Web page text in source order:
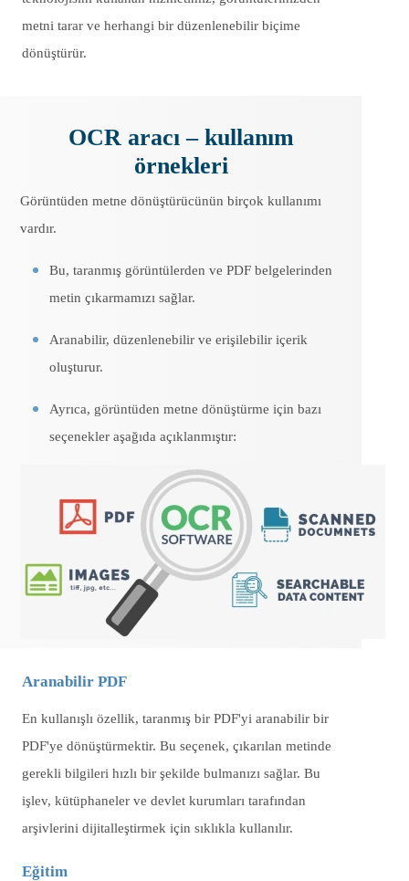
metni tarar ve herhangi bir düzenlenebilir biçime
dönüştürür.
OCR aracı – kullanım
örnekleri
Görüntüden metne dönüştürücünün birçok kullanımı
vardır.
Bu, taranmış görüntülerden ve PDF belgelerinden
metin çıkarmamızı sağlar.
Aranabilir, düzenlenebilir ve erişilebilir içerik
oluşturur.
Ayrıca, görüntüden metne dönüştürme için bazı
seçenekler aşağıda açıklanmıştır:
Aranabilir PDF
En kullanışlı özellik, taranmış bir PDF'yi aranabilir bir
PDF'ye dönüştürmektir. Bu seçenek, çıkarılan metinde
gerekli bilgileri hızlı bir şekilde bulmanızı sağlar. Bu
işlev, kütüphaneler ve devlet kurumları tarafından
arşivlerini dijitalleştirmek için sıklıkla kullanılır.
Eğitim